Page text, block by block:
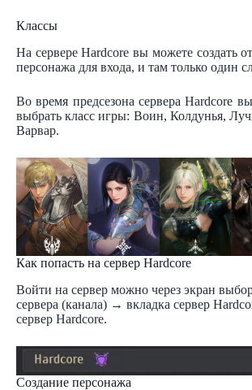
Классы
На сервере Hardcore вы можете создать
персонажа для входа, и там только один
Во время предсезона сервера Hardcore
выбрать класс игры: Воин, Колдунья,
Варвар.
Как попасть на сервер Hardcore
Войти на сервер можно через экран
сервера (канала) → вкладка сервер
сервер Hardcore.
Создание персонажа